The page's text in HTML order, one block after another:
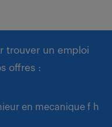
trouver un emploi
offres :
en mecanique f h